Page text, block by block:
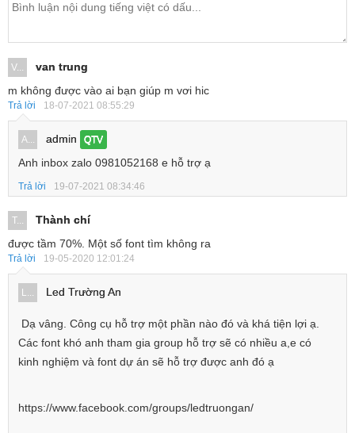
V...
van trung
m không được vào ai bạn giúp m vơi hic
Trả lời 18-07-2021 08:55:29
A... admin QTV
Anh inbox zalo 0981052168 e hỗ trợ ạ
Trả lời 19-07-2021 08:34:46
T...
Thành chí
được tầm 70%. Một số font tìm không ra
Trả lời 19-05-2020 12:01:24
L... Led Trường An
Dạ vâng. Công cụ hỗ trợ một phần nào đó và khá tiện lợi ạ.
Các font khó anh tham gia group hỗ trợ sẽ có nhiều a,e có
kinh nghiệm và font dự án sẽ hỗ trợ được anh đó ạ
https://www.facebook.com/groups/ledtruongan/